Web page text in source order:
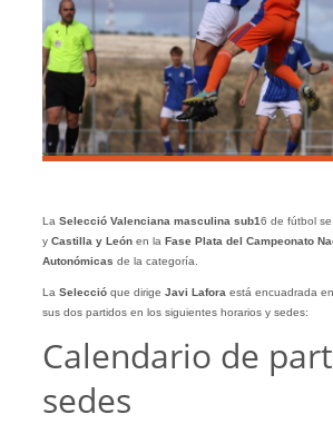
La Selecció Valenciana masculina sub16 de fútbol se
y Castilla y Leónen la Fase Plata del Campeonato
Autonómicas de la categoría.
La Selecció que dirige Javi Lafora está encuadrada
sus dos partidos en los siguientes horarios y sedes:
Calendario de
sedes